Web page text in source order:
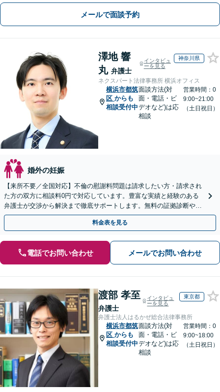
メールで面談予約
澤地 響
丸 弁護士
インタビュ
ーを見る
神奈川県
ネクスパート法律事務所 横浜オフィス
横浜市都筑
区 からも
相談受付中
面談方法(対
面・電話・ビ
デオなど)は応
相談
営業時間：0
9:00~21:00
（土日祝日）
婚外の妊娠
【来所不要／全国対応】不倫の慰謝料問題は請求したい方・請求され
た方の双方に相談料0円で対応しています。豊富な実績と経験のある
弁護士が交渉から解決まで徹底サポートします。無料の証拠診断や着
手金の返還保証もありますので安心してご相談ください。
料金表を見る
電話でお問い合わせ メールでお問い合わせ
渡部 孝至
弁護士
インタビュ
ーを見る
東京都
弁護士法人はるかぜ総合法律事務所
横浜市都筑
区 からも
相談受付中
面談方法(対
面・電話・ビ
デオなど)は応
相談
営業時間：0
9:00~18:00
（土日祝日）